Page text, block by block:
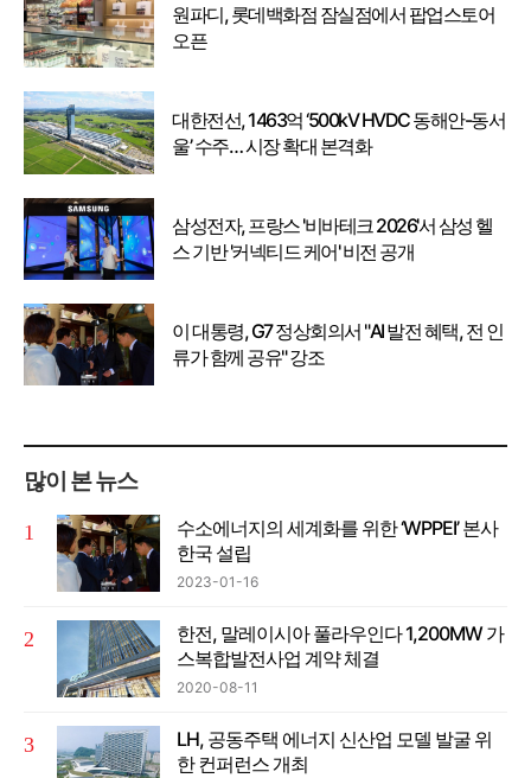
원파디, 롯데백화점 잠실점에서 팝업스토어
오픈
대한전선, 1463억 ‘500kV HVDC 동해안-동서
울’ 수주… 시장 확대 본격화
삼성전자, 프랑스 '비바테크 2026'서 삼성 헬
스 기반 '커넥티드 케어' 비전 공개
이 대통령, G7 정상회의서 "AI 발전 혜택, 전 인
류가 함께 공유" 강조
많이 본 뉴스
수소에너지의 세계화를 위한 ‘WPPEI’ 본사
한국 설립
2023-01-16
한전, 말레이시아 풀라우인다 1,200MW 가
스복합발전사업 계약 체결
2020-08-11
LH, 공동주택 에너지 신산업 모델 발굴 위
한 컨퍼런스 개최